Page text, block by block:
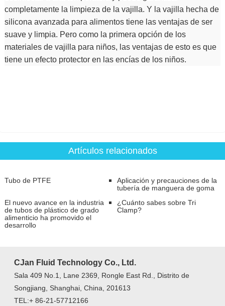
completamente la limpieza de la vajilla. Y la vajilla hecha de
silicona avanzada para alimentos tiene las ventajas de ser
suave y limpia. Pero como la primera opción de los
materiales de vajilla para niños, las ventajas de esto es que
tiene un efecto protector en las encías de los niños.
Artículos relacionados
Tubo de PTFE
Aplicación y precauciones de la
tubería de manguera de goma
El nuevo avance en la industria
de tubos de plástico de grado
alimenticio ha promovido el
desarrollo
¿Cuánto sabes sobre Tri
Clamp?
CJan Fluid Technology Co., Ltd.
Sala 409 No.1, Lane 2369, Rongle East Rd., Distrito de
Songjiang, Shanghai, China, 201613
TEL:+ 86-21-57712166